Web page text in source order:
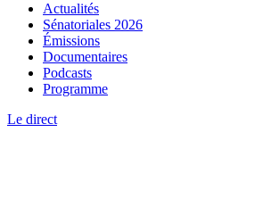
Actualités
Sénatoriales 2026
Émissions
Documentaires
Podcasts
Programme
Le direct